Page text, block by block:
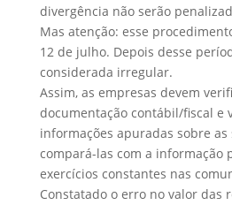
divergência não serão
Mas atenção: esse
12 de julho. Depois desse
considerada irregular.
Assim, as empresas devem
documentação contábil/fiscal e
informações apuradas sobre as
compará-las com a informação
exercícios constantes nas
Constatado o erro no valor das